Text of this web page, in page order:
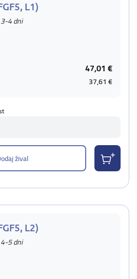
L1)
4 dni
47,01 €
37,61 €
žival
L2)
5 dni